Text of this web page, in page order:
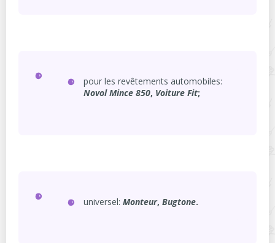
pour les revêtements automobiles:
NovolMince 850, Voiture Fit;
universel: Monteur, Bugtone.